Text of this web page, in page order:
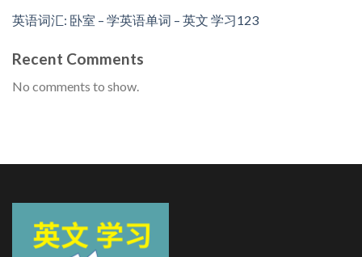
英语词汇: 卧室 – 学英语单词 – 英文 学习123
Recent Comments
No comments to show.